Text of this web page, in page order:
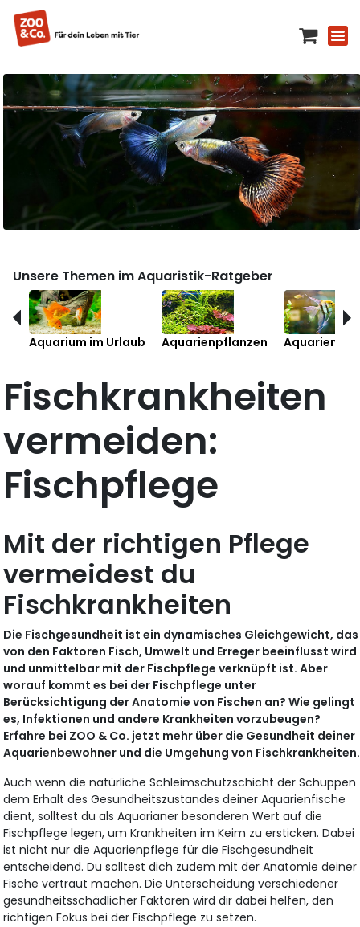
Unsere Themen im Aquaristik-Ratgeber
Aquarium im Urlaub Aquarienpflanzen
Fischkrankheiten
vermeiden:
Fischpflege
Mit der richtigen Pflege
vermeidest du
Fischkrankheiten
Die Fischgesundheit ist ein dynamisches Gleichgewicht, das
von den Faktoren Fisch, Umwelt und Erreger beeinflusst wird
und unmittelbar mit der Fischpflege verknüpft ist. Aber
worauf kommt es bei der Fischpflege unter
Berücksichtigung der Anatomie von Fischen an? Wie gelingt
es, Infektionen und andere Krankheiten vorzubeugen?
Erfahre bei ZOO & Co. jetzt mehr über die Gesundheit deiner
Aquarienbewohner und die Umgehung von Fischkrankheiten.
Auch wenn die natürliche Schleimschutzschicht der Schuppen
dem Erhalt des Gesundheitszustandes deiner Aquarienfische
dient, solltest du als Aquarianer besonderen Wert auf die
Fischpflege legen, um Krankheiten im Keim zu ersticken. Dabei
ist nicht nur die Aquarienpflege für die Fischgesundheit
entscheidend. Du solltest dich zudem mit der Anatomie deiner
Fische vertraut machen. Die Unterscheidung verschiedener
gesundheitsschädlicher Faktoren wird dir dabei helfen, den
richtigen Fokus bei der Fischpflege zu setzen.